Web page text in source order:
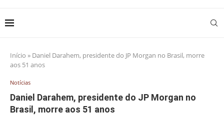
Início » Daniel Darahem, presidente do JP Morgan no Brasil, morre
aos 51 anos
Notícias
Daniel Darahem, presidente do JP Morgan no
Brasil, morre aos 51 anos